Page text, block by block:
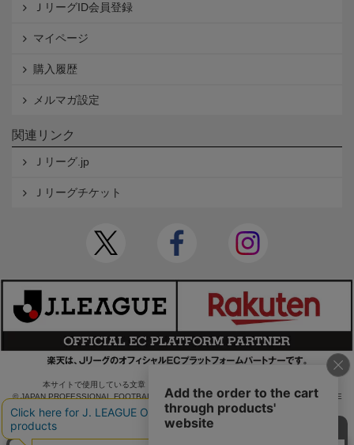
ＪリーグID会員登録
マイページ
購入履歴
メルマガ設定
関連リンク
Ｊリーグ.jp
Ｊリーグチケット
本サイトで使用している文章・画像等の無断での複製・転載を禁止します。
© JAPAN PROFESSIONAL FOOTBALL LEAGUE Rakuten Group, Inc. ALL RIGHTS RE
SERVED.